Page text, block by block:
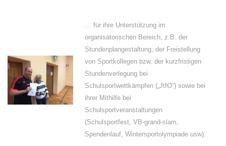
… für ihre Unterstützung im
organisatorischen Bereich, z.B. der
Stundenplangestaltung, der Freistellung
von Sportkollegen bzw. der kurzfristigen
Stundenverlegung bei
Schulsportwettkämpfen („JtfO“) sowie bei
ihrer Mithilfe bei
Schulsportveranstaltungen
(Schulsportfest, VB-grand-slam,
Spendenlauf, Wintersportolympiade usw).